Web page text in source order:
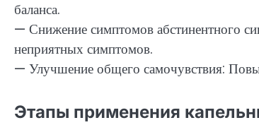
баланса.
— Снижение симптомов абстинентного
неприятных симптомов.
— Улучшение общего самочувствия:
Этапы применения